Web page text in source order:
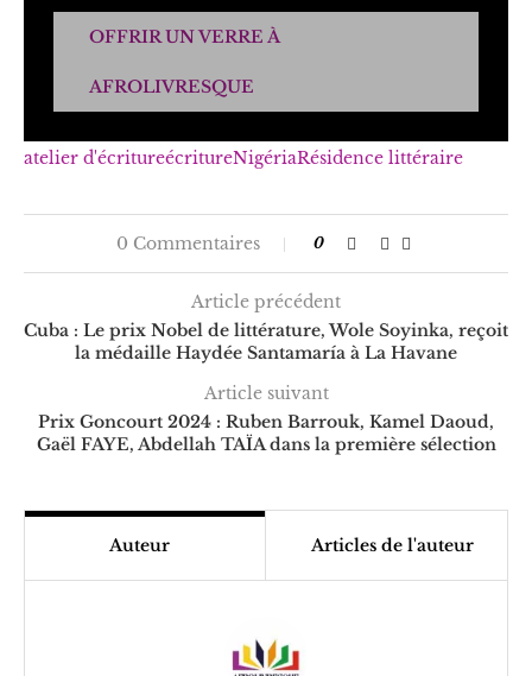
OFFRIR UN VERRE À
AFROLIVRESQUE
atelier d'écritureécritureNigériaRésidence littéraire
0 Commentaires 0
Article précédent
Cuba : Le prix Nobel de littérature, Wole Soyinka, reçoit
la médaille Haydée Santamaría à La Havane
Article suivant
Prix Goncourt 2024 : Ruben Barrouk, Kamel Daoud,
Gaël FAYE, Abdellah TAÏA dans la première sélection
Auteur Articles de l'auteur